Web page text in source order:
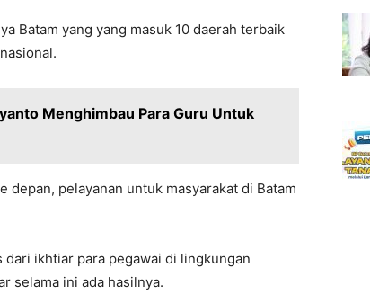
Batam yang yang masuk 10 daerah terbaik
Menghimbau Para Guru Untuk
depan, pelayanan untuk masyarakat di Batam
dari ikhtiar para pegawai di lingkungan
selama ini ada hasilnya.